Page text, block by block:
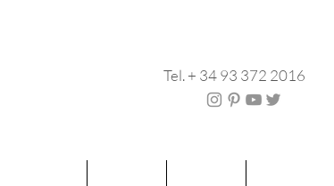
Tel. + 34 93 372 2016